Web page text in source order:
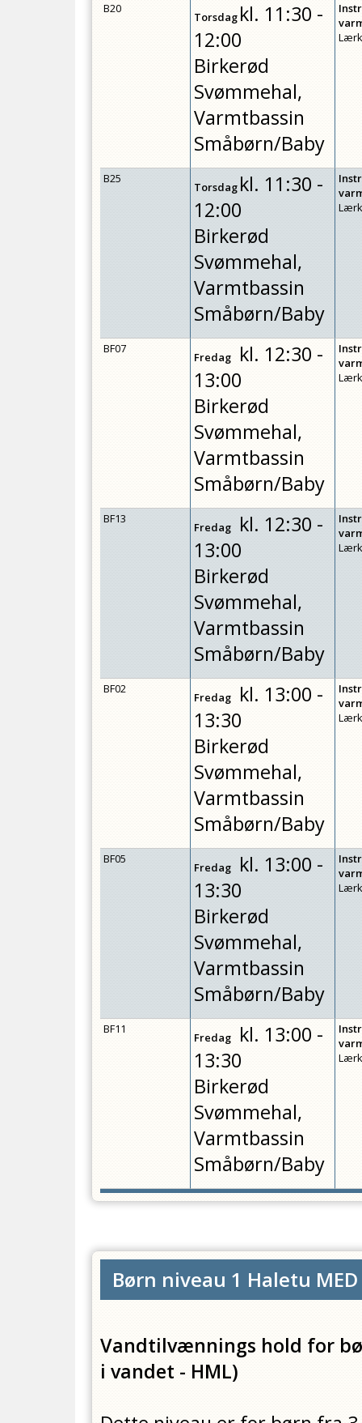
B20
Torsdagkl. 11:30 -
12:00
Birkerød
Svømmehal,
Varmtbassin
Småbørn/Baby
B25
Torsdagkl. 11:30 -
12:00
Birkerød
Svømmehal,
Varmtbassin
Småbørn/Baby
BF07
Fredag kl. 12:30 -
13:00
Birkerød
Svømmehal,
Varmtbassin
Småbørn/Baby
BF13
Fredag kl. 12:30 -
13:00
Birkerød
Svømmehal,
Varmtbassin
Småbørn/Baby
BF02
Fredag kl. 13:00 -
13:30
Birkerød
Svømmehal,
Varmtbassin
Småbørn/Baby
BF05
Fredag kl. 13:00 -
13:30
Birkerød
Svømmehal,
Varmtbassin
Småbørn/Baby
BF11
Fredag kl. 13:00 -
13:30
Birkerød
Svømmehal,
Varmtbassin
Småbørn/Baby
Børn niveau 1 Haletu MED
Vandtilvænnings hold for
i vandet - HML)